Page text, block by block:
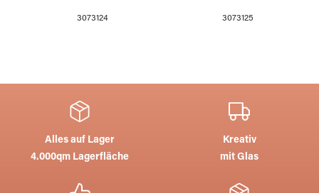
3073124 3073125
Alles auf Lager
4.000qm Lagerfläche
Kreativ
mit Glas